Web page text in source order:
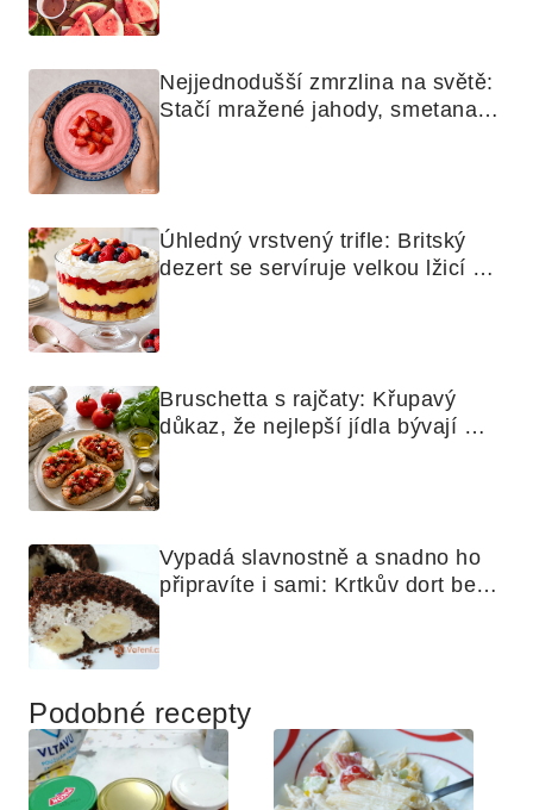
Nejjednodušší zmrzlina na světě:
Stačí mražené jahody, smetana a
Úhledný vrstvený trifle: Britský
dezert se servíruje velkou lžicí
Bruschetta s rajčaty: Křupavý
důkaz, že nejlepší jídla bývají
Vypadá slavnostně a snadno ho
připravíte i sami: Krtkův dort bez
Podobné recepty